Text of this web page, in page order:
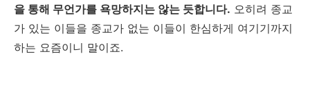
을 통해 무언가를 욕망하지는 않는 듯합니다. 오히려 종교
가 있는 이들을 종교가 없는 이들이 한심하게 여기기까지
하는 요즘이니 말이죠.